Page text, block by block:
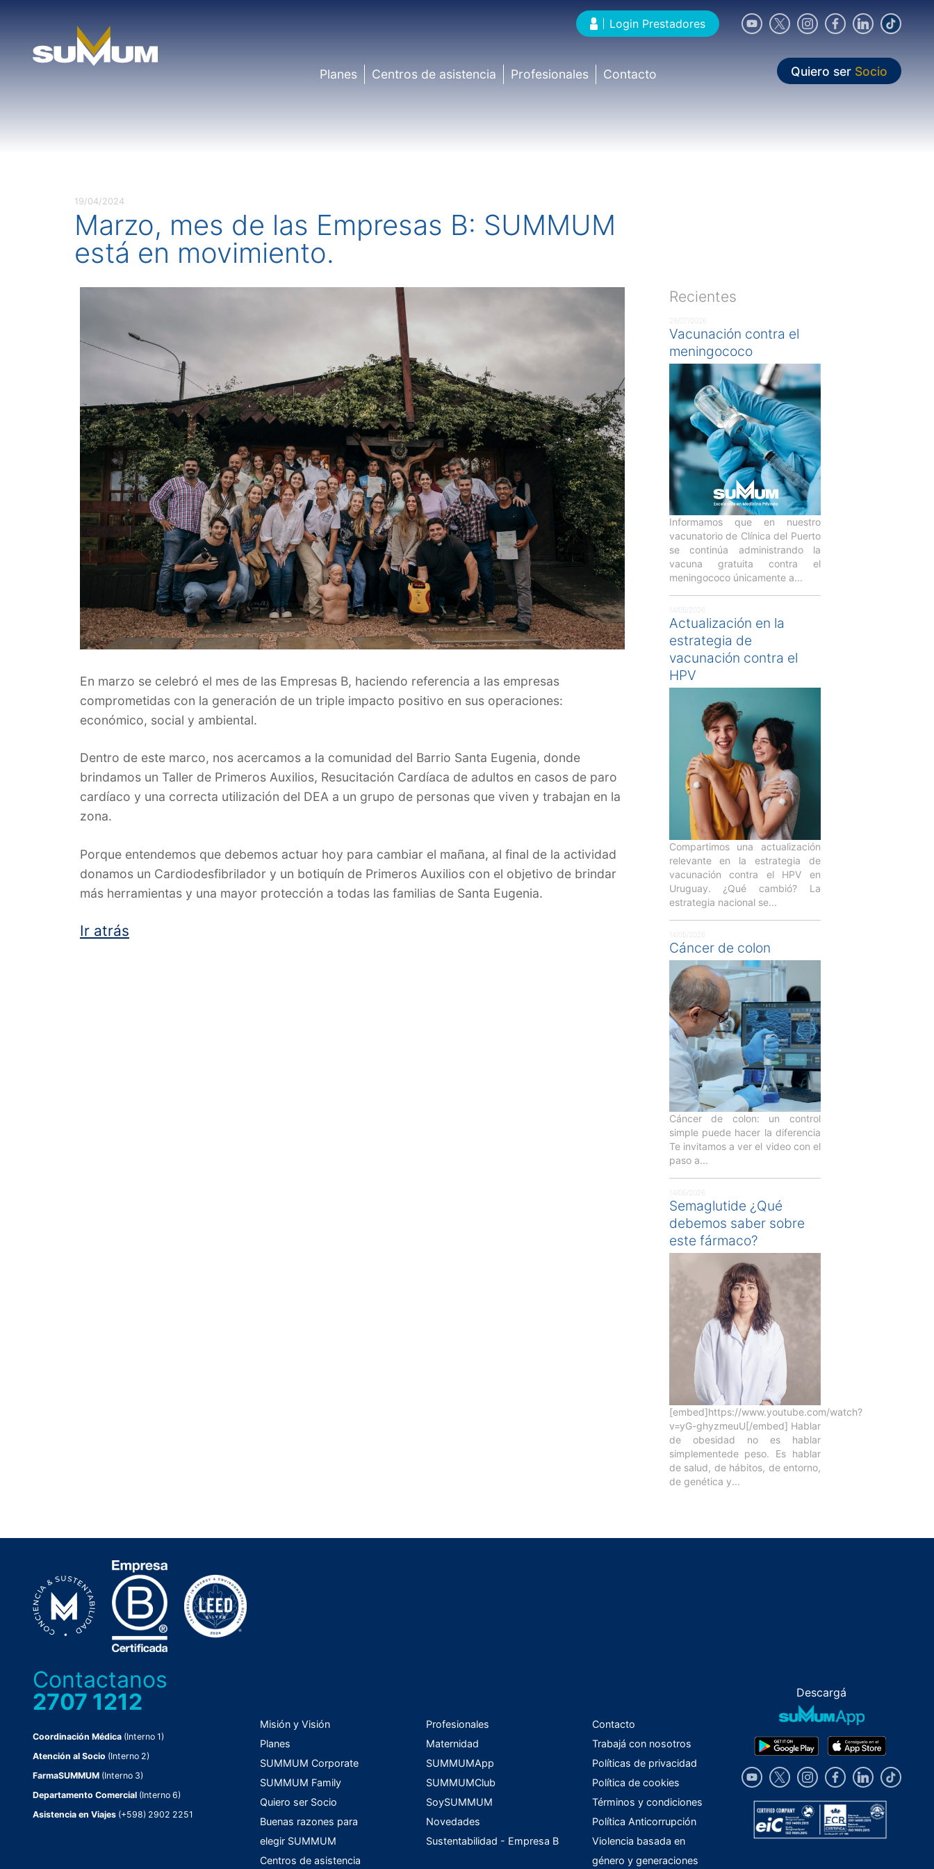
content
Login Prestadores
Planes Centros de asistencia Profesionales Contacto Quiero ser Socio
19/04/2024
Marzo, mes de las Empresas B: SUMMUM
está en movimiento.
En marzo se celebró el mes de las Empresas B, haciendo referencia a las empresas
comprometidas con la generación de un triple impacto positivo en sus operaciones:
económico, social y ambiental.
Dentro de este marco, nos acercamos a la comunidad del Barrio Santa Eugenia, donde
brindamos un Taller de Primeros Auxilios, Resucitación Cardíaca de adultos en casos de paro
cardíaco y una correcta utilización del DEA a un grupo de personas que viven y trabajan en la
zona.
Porque entendemos que debemos actuar hoy para cambiar el mañana, al final de la actividad
donamos un Cardiodesfibrilador y un botiquín de Primeros Auxilios con el objetivo de brindar
más herramientas y una mayor protección a todas las familias de Santa Eugenia.
Ir atrás
Recientes
28/07/2026
Vacunación contra el
meningococo
Informamos que en nuestro
vacunatorio de Clínica del Puerto
se continúa administrando la
vacuna gratuita contra el
meningococo únicamente a...
14/05/2026
Actualización en la
estrategia de
vacunación contra el
HPV
Compartimos una actualización
relevante en la estrategia de
vacunación contra el HPV en
Uruguay. ¿Qué cambió? La
estrategia nacional se...
14/05/2026
Cáncer de colon
Cáncer de colon: un control
simple puede hacer la diferencia
Te invitamos a ver el video con el
paso a...
14/05/2026
Semaglutide ¿Qué
debemos saber sobre
este fármaco?
[embed]https://www.youtube.com/watch?
v=yG-ghyzmeuU[/embed] Hablar
de obesidad no es hablar
simplementede peso. Es hablar
de salud, de hábitos, de entorno,
de genética y...
Contactanos
2707 1212
Coordinación Médica (Interno 1)
Atención al Socio (Interno 2)
FarmaSUMMUM (Interno 3)
Departamento Comercial (Interno 6)
Asistencia en Viajes (+598) 2902 2251
Misión y Visión
Planes
SUMMUM Corporate
SUMMUM Family
Quiero ser Socio
Buenas razones para
elegir SUMMUM
Centros de asistencia
Profesionales
Maternidad
SUMMUMApp
SUMMUMClub
SoySUMMUM
Novedades
Sustentabilidad - Empresa B
Contacto
Trabajá con nosotros
Políticas de privacidad
Política de cookies
Términos y condiciones
Política Anticorrupción
Violencia basada en
género y generaciones
Descargá